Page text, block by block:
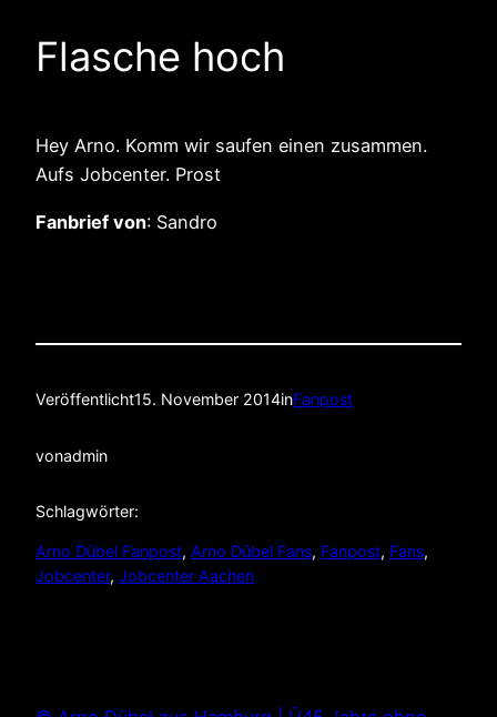
Flasche hoch
Hey Arno. Komm wir saufen einen zusammen.
Aufs Jobcenter. Prost
Fanbrief von: Sandro
Veröffentlicht15. November 2014inFanpost
vonadmin
Schlagwörter:
Arno Dübel Fanpost, Arno Dübel Fans, Fanpost, Fans
Jobcenter, Jobcenter Aachen